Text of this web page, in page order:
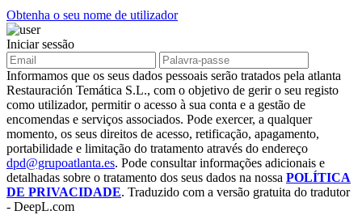
Obtenha o seu nome de utilizador
Iniciar sessão
Informamos que os seus dados pessoais serão tratados pela atlanta
Restauración Temática S.L., com o objetivo de gerir o seu registo
como utilizador, permitir o acesso à sua conta e a gestão de
encomendas e serviços associados. Pode exercer, a qualquer
momento, os seus direitos de acesso, retificação, apagamento,
portabilidade e limitação do tratamento através do endereço
dpd@grupoatlanta.es. Pode consultar informações adicionais e
detalhadas sobre o tratamento dos seus dados na nossa POLÍTICA
DE PRIVACIDADE. Traduzido com a versão gratuita do tradutor
- DeepL.com